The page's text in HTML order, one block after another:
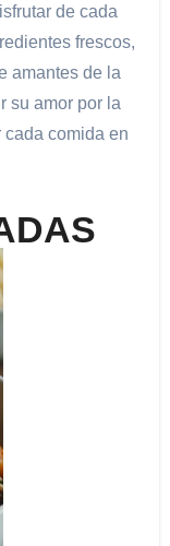
de cada
frescos,
amantes de la
su amor por la
cada comida en